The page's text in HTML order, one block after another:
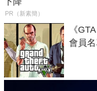
PR（新素簡）
《
會員